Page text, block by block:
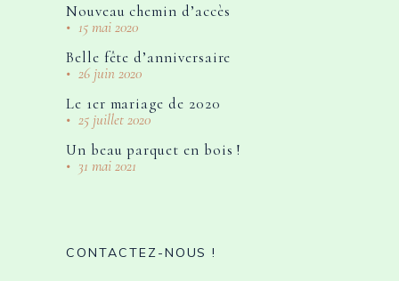
Nouveau chemin d’accès
15 mai 2020
Belle fête d’anniversaire
26 juin 2020
Le 1er mariage de 2020
25 juillet 2020
Un beau parquet en bois !
31 mai 2021
CONTACTEZ-NOUS !